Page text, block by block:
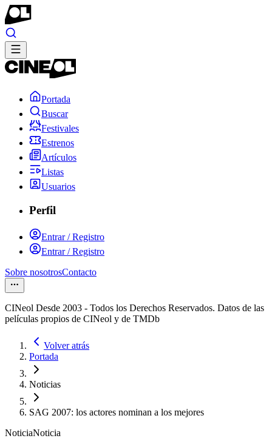
Portada
Buscar
Festivales
Estrenos
Artículos
Listas
Usuarios
Perfil
Entrar / Registro
Entrar / Registro
Sobre nosotrosContacto
CINeol Desde 2003 - Todos los Derechos Reservados. Datos de las
películas propios de CINeol y de TMDb
Volver atrás
Portada
Noticias
SAG 2007: los actores nominan a los mejores
NoticiaNoticia